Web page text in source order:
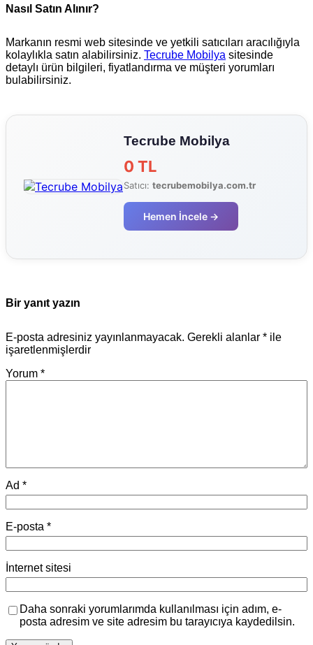
Nasıl Satın Alınır?
Markanın resmi web sitesinde ve yetkili satıcıları aracılığıyla
kolaylıkla satın alabilirsiniz. Tecrube Mobilya sitesinde
detaylı ürün bilgileri, fiyatlandırma ve müşteri yorumları
bulabilirsiniz.
Tecrube Mobilya
0 TL
Satıcı: tecrubemobilya.com.tr
Hemen İncele →
Bir yanıt yazın
E-posta adresiniz yayınlanmayacak. Gerekli alanlar * ile
işaretlenmişlerdir
Yorum *
Ad *
E-posta *
İnternet sitesi
Daha sonraki yorumlarımda kullanılması için adım, e-
posta adresim ve site adresim bu tarayıcıya kaydedilsin.